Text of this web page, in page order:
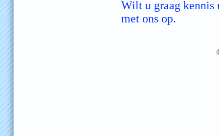
Wilt u graag kennis
met ons op.